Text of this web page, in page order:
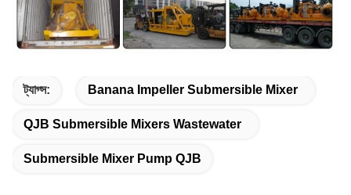
ট্যাগ্স: Banana Impeller Submersible Mixer
QJB Submersible Mixers Wastewater
Submersible Mixer Pump QJB